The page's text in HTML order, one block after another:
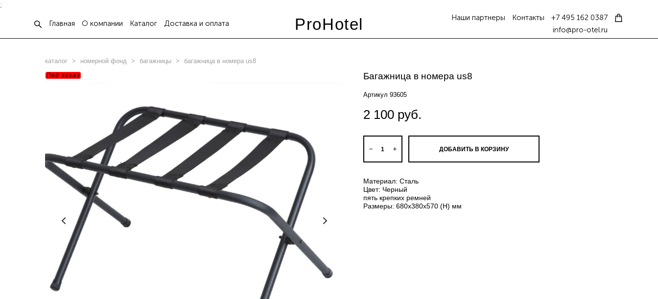
;
Главная О компании Каталог Доставка и оплата ProHotel Наши партнеры Контакты
+7 495 162 0387
info@pro-otel.ru
каталог > номерной фонд > багажницы > багажница в номера us8
Под заказ Багажница в номера us8
Артикул 93605
2 100 pуб.
ДОБАВИТЬ В КОРЗИНУ
Материал: Сталь
Цвет: Черный
пять крепких ремней
Размеры: 680x380x570 (H) мм